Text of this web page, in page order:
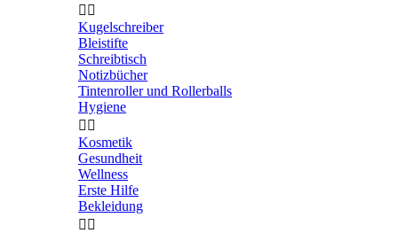
 
Kugelschreiber
Bleistifte
Schreibtisch
Notizbücher
Tintenroller und Rollerballs
Hygiene
 
Kosmetik
Gesundheit
Wellness
Erste Hilfe
Bekleidung
 